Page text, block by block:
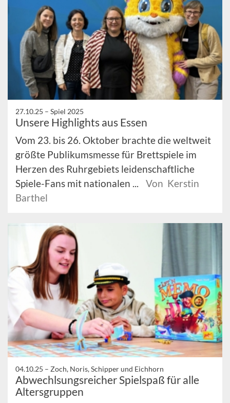
27.10.25 – Spiel 2025
Unsere Highlights aus Essen
Vom 23. bis 26. Oktober brachte die weltweit
größte Publikumsmesse für Brettspiele im
Herzen des Ruhrgebiets leidenschaftliche
Spiele-Fans mit nationalen ...
Von Kerstin
Barthel
04.10.25 – Zoch, Noris, Schipper und Eichhorn
Abwechlsungsreicher Spielspaß für alle
Altersgruppen